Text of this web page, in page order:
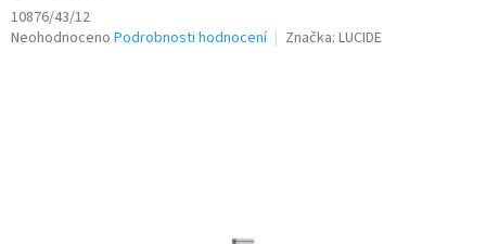
10876/43/12
Průměrné
Neohodnoceno Podrobnosti hodnocení Značka: LUCIDE